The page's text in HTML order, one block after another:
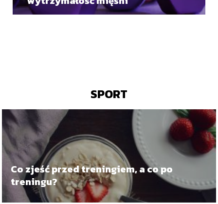
SPORT
Co zjeść przed treningiem, a co po
treningu?